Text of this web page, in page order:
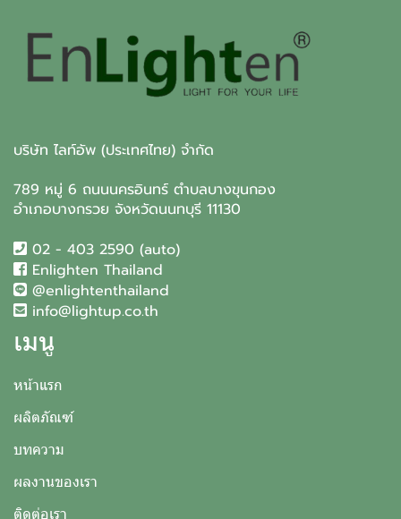
บริษัท ไลท์อัพ (ประเทศไทย) จำกัด
789 หมู่ 6 ถนนนครอินทร์ ตำบลบางขุนกอง
อำเภอบางกรวย จังหวัดนนทบุรี 11130
02 - 403 2590 (auto)
Enlighten Thailand
@enlightenthailand
info@lightup.co.th
เมนู
หน้าแรก
ผลิตภัณฑ์
บทความ
ผลงานของเรา
ติดต่อเรา